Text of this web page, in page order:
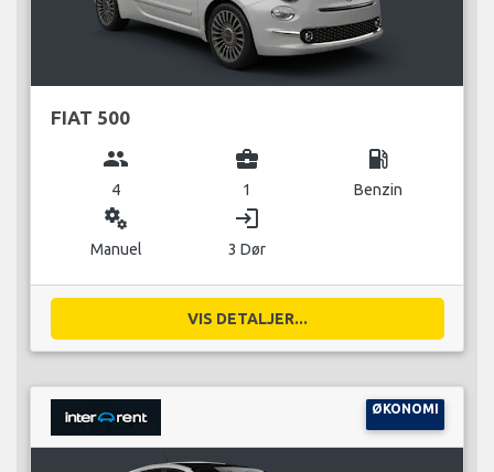
FIAT 500
group
4
business_center
1
local_gas_station
Benzin
miscellaneous_services
Manuel
login
3 Dør
VIS DETALJER...
ØKONOMI